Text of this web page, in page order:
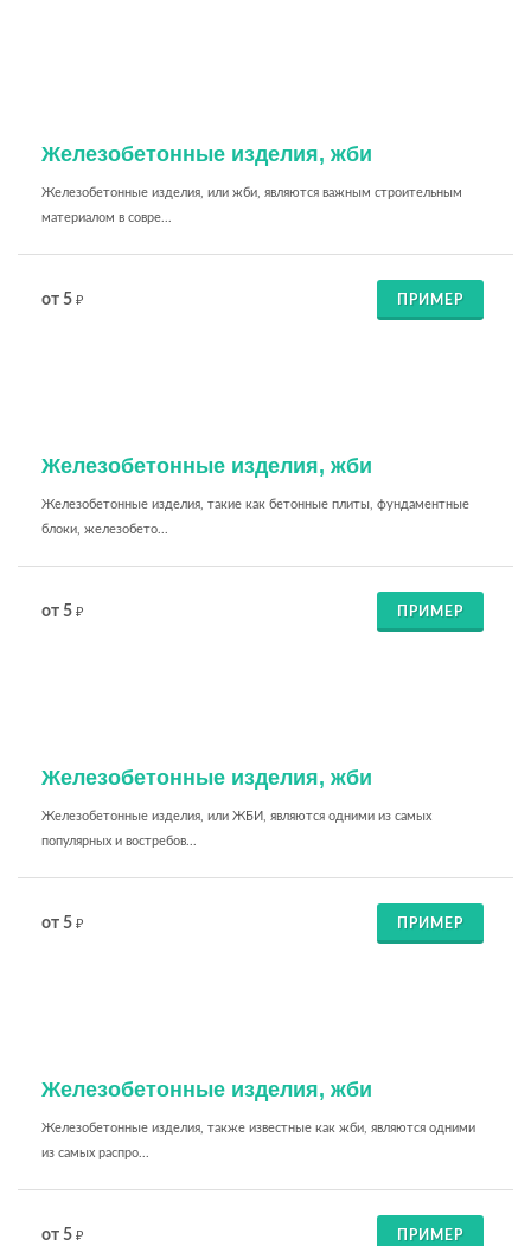
Железобетонные изделия, жби
Железобетонные изделия, или жби, являются важным строительным
материалом в совре...
от 5 ₽ ПРИМЕР
Железобетонные изделия, жби
Железобетонные изделия, такие как бетонные плиты, фундаментные
блоки, железобето...
от 5 ₽ ПРИМЕР
Железобетонные изделия, жби
Железобетонные изделия, или ЖБИ, являются одними из самых
популярных и востребов...
от 5 ₽ ПРИМЕР
Железобетонные изделия, жби
Железобетонные изделия, также известные как жби, являются одними
из самых распро...
от 5 ₽ ПРИМЕР